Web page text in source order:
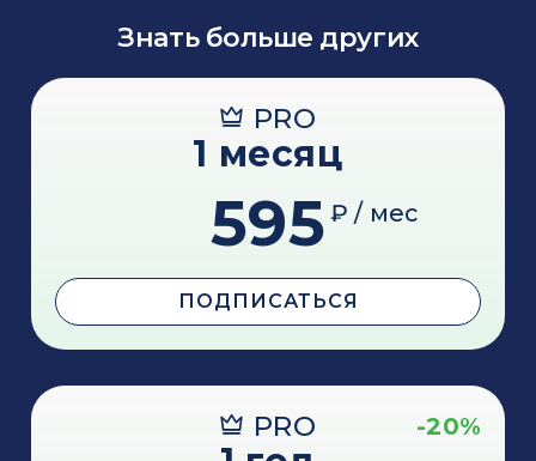
Знать больше других
PRO
1 месяц
595 ₽ / мес
ПОДПИСАТЬСЯ
PRO -20%